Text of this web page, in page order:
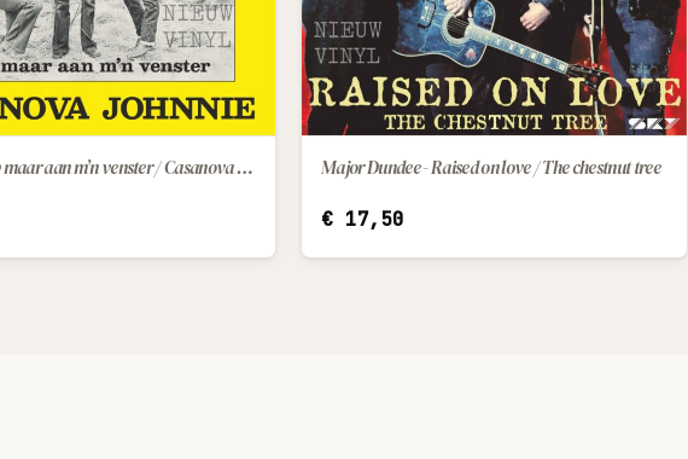
IN WINKELWAGEN Espada - klop maar aan m’n venster / Casanova Johnnie IN WINKELWAGEN
Major Dundee - Raised on love / The chestnut tree
€17,50